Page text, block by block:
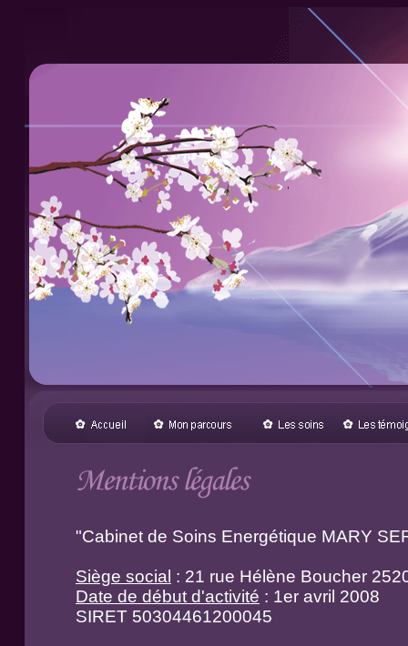
"Cabinet de Soins Energétique MARY
Siège social : 21 rue Hélène Boucher
Date de début d'activité : 1er avril 2008
SIRET 50304461200045